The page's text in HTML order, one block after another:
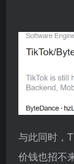
与此同时，
价钱也招不